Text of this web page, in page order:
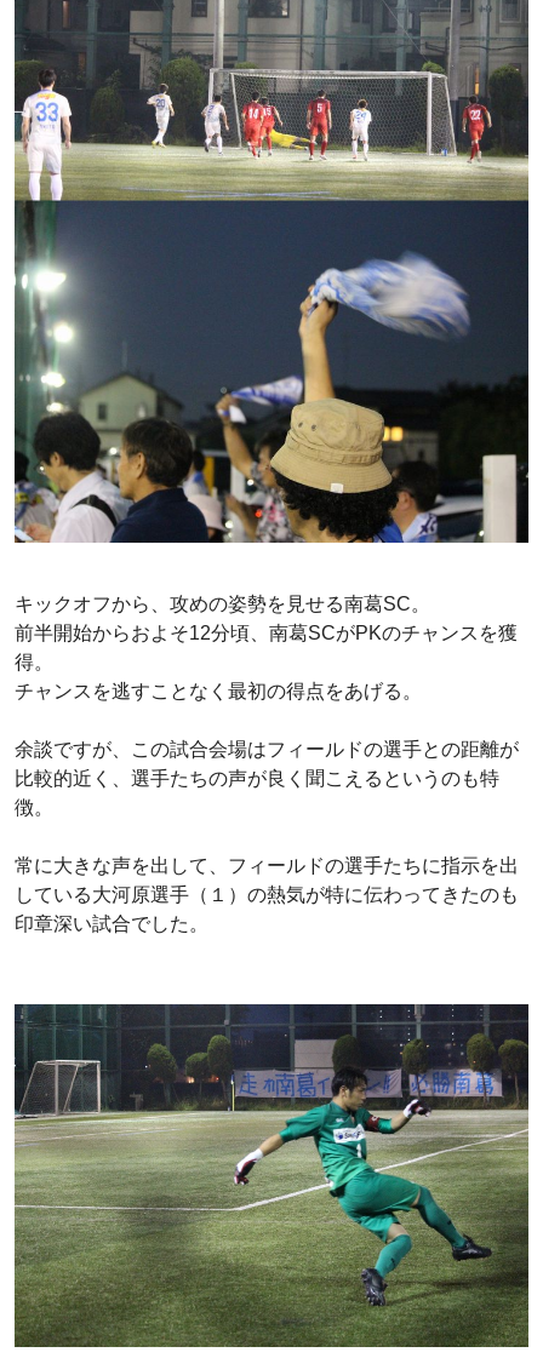
キックオフから、攻めの姿勢を見せる南葛SC。
前半開始からおよそ12分頃、南葛SCがPKのチャンスを獲
得。
チャンスを逃すことなく最初の得点をあげる。
余談ですが、この試合会場はフィールドの選手との距離が
比較的近く、選手たちの声が良く聞こえるというのも特
徴。
常に大きな声を出して、フィールドの選手たちに指示を出
している大河原選手（１）の熱気が特に伝わってきたのも
印章深い試合でした。